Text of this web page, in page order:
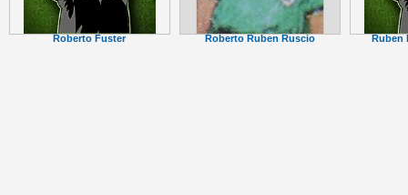
Roberto Fuster Roberto Ruben Ruscio Ruben